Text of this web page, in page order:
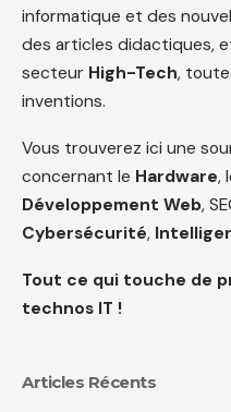
informatique et des
des articles didactiques,
secteur High-Tech,
inventions.
Vous trouverez ici une
concernant le Hardware,
Développement Web,
Cybersécurité,
Tout ce qui touche de
technos IT !
Articles Récents